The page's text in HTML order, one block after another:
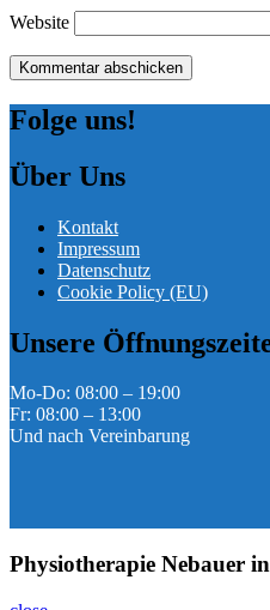
Website
Folge uns!
Über Uns
Kontakt
Impressum
Datenschutz
Cookie Policy (EU)
Unsere
Mo-Do: 08:00 – 19:00
Fr: 08:00 – 13:00
Und nach Vereinbarung
Physiotherapie Nebauer